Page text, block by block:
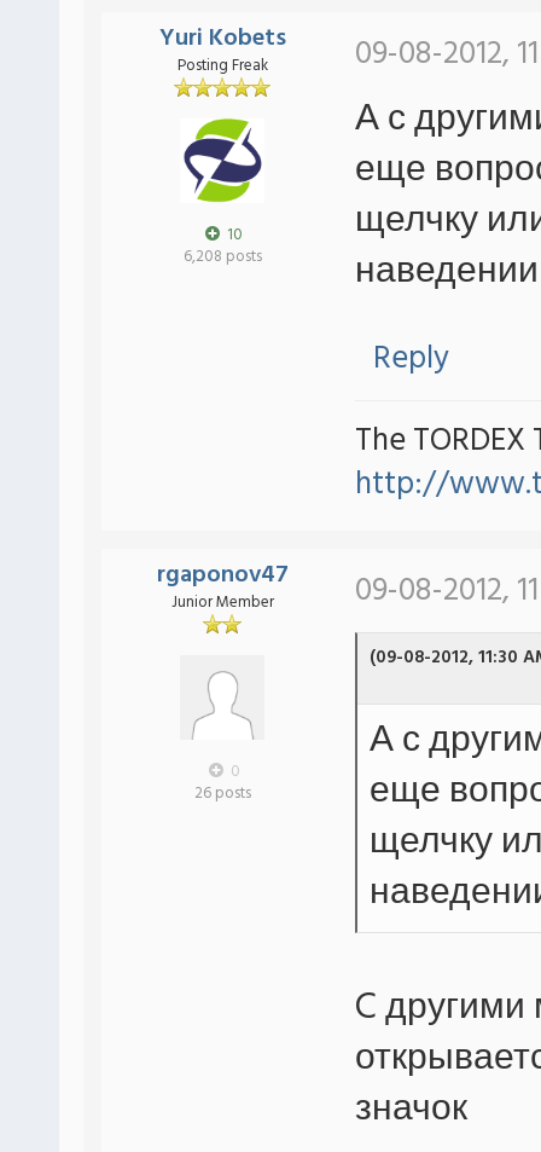
Yuri Kobets
Posting Freak
10
6,208 posts
09-08-2012,
А с
еще
щелчку
Reply
The TORDEX
http://
rgaponov47
Junior Member
0
26 posts
09-08-2012,
(09-08-2012, 11:30
А с
еще
щелчку
C
значок